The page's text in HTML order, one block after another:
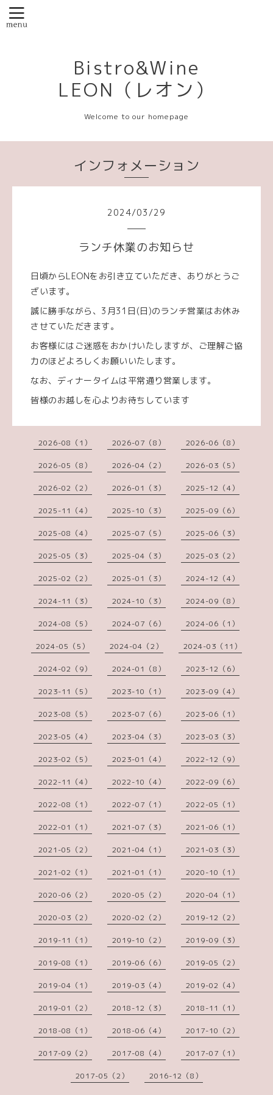
Bistro&Wine
LEON（レオン）
Welcome to our homepage
インフォメーション
2024/03 /29
ランチ休業のお知らせ
日頃からLEONをお引き立ていただき、ありがとうご
ざいます。
誠に勝手ながら、3月31日(日)のランチ営業はお休み
させていただきます。
お客様にはご迷惑をおかけいたしますが、ご理解ご協
力のほどよろしくお願いいたします。
なお、ディナータイムは平常通り営業します。
皆様のお越しを心よりお待ちしています
2026-08（1） 2026-07（8） 2026-06（8）
2026-05（8） 2026-04（2） 2026-03（5）
2026-02（2） 2026-01（3） 2025-12（4）
2025-11（4） 2025-10（3） 2025-09（6）
2025-08（4） 2025-07（5） 2025-06（3）
2025-05（3） 2025-04（3） 2025-03（2）
2025-02（2） 2025-01（3） 2024-12（4）
2024-11（3） 2024-10（3） 2024-09（8）
2024-08（5） 2024-07（6） 2024-06（1）
2024-05（5） 2024-04（2） 2024-03（11）
2024-02（9） 2024-01（8） 2023-12（6）
2023-11（5） 2023-10（1） 2023-09（4）
2023-08（5） 2023-07（6） 2023-06（1）
2023-05（4） 2023-04（3） 2023-03（3）
2023-02（5） 2023-01（4） 2022-12（9）
2022-11（4） 2022-10（4） 2022-09（6）
2022-08（1） 2022-07（1） 2022-05（1）
2022-01（1） 2021-07（3） 2021-06（1）
2021-05（2） 2021-04（1） 2021-03（3）
2021-02（1） 2021-01（1） 2020-10（1）
2020-06（2） 2020-05（2） 2020-04（1）
2020-03（2） 2020-02（2） 2019-12（2）
2019-11（1） 2019-10（2） 2019-09（3）
2019-08（1） 2019-06（6） 2019-05（2）
2019-04（1） 2019-03（4） 2019-02（4）
2019-01（2） 2018-12（3） 2018-11（1）
2018-08（1） 2018-06（4） 2017-10（2）
2017-09（2） 2017-08（4） 2017-07（1）
2017-05（2） 2016-12（8）